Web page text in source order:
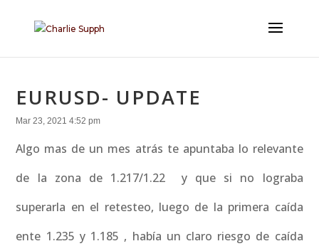
EURUSD- UPDATE
Mar 23, 2021 4:52 pm
Algo mas de un mes atrás te apuntaba lo relevante
de la zona de 1.217/1.22 y que si no lograba
superarla en el retesteo, luego de la primera caída
ente 1.235 y 1.185 , había un claro riesgo de caída